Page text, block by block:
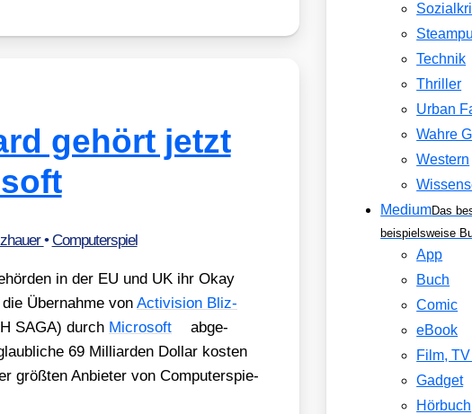
gehört jetzt
•Computerspiel
in der EU und UK ihr Okay
Über­nah­me von Acti­vi­si­on Bliz­
SAGA) durch Micro­soft
abge­
69 Mil­li­ar­den Dol­lar kos­ten
größ­ten Anbie­ter von Com­pu­ter­spie­
Technik
Thriller
Urban
Wahre
Western
MediumDas
beispielsweise
App
Buch
Comic
eBook
Film,
Gadget
Hörbuch